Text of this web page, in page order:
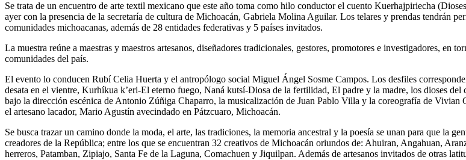
Se trata de un encuentro de arte textil mexicano que este año toma como hilo conductor el cuento Kuerhajpiriecha
ayer con la presencia de la secretaría de cultura de Michoacán, Gabriela Molina Aguilar. Los telares y prendas tendrán
comunidades michoacanas, además de 28 entidades federativas y 5 países invitados.
La muestra reúne a maestras y maestros artesanos, diseñadores tradicionales, gestores, promotores e investigadores, en
comunidades del país.
El evento lo conducen Rubí Celia Huerta y el antropólogo social Miguel Ángel Sosme Campos. Los desfiles
desata en el vientre, Kurhíkua k’eri-El eterno fuego, Naná kutsí-Diosa de la fertilidad, El padre y la madre, los dioses
bajo la dirección escénica de Antonio Zúñiga Chaparro, la musicalización de Juan Pablo Villa y la coreografía de
el artesano lacador, Mario Agustín avecindado en Pátzcuaro, Michoacán.
Se busca trazar un camino donde la moda, el arte, las tradiciones, la memoria ancestral y la poesía se unan para que la
creadores de la República; entre los que se encuentran 32 creativos de Michoacán oriundos de: Ahuiran, Angahuan,
herreros, Patamban, Zipiajo, Santa Fe de la Laguna, Comachuen y Jiquilpan. Además de artesanos invitados de otras